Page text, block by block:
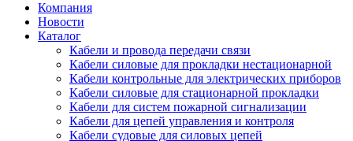
Компания
Новости
Каталог
Кабели и провода передачи связи
Кабели силовые для прокладки нестационарной
Кабели контрольные для электрических приборов
Кабели силовые для стационарной прокладки
Кабели для систем пожарной сигнализации
Кабели для цепей управления и контроля
Кабели судовые для силовых цепей